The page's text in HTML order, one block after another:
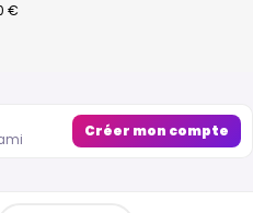
€
Créer mon compte